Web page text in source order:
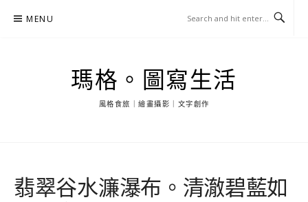
MENU
瑪格。圖寫生活
風格食旅｜繪畫攝影｜文字創作
翡翠谷水濂瀑布。清澈碧藍如